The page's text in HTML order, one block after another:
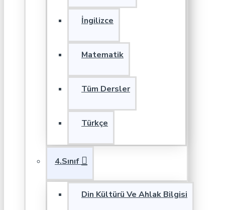
İngilizce
Matematik
Tüm Dersler
Türkçe
4.Sınıf
Din Kültürü Ve Ahlak Bilgisi